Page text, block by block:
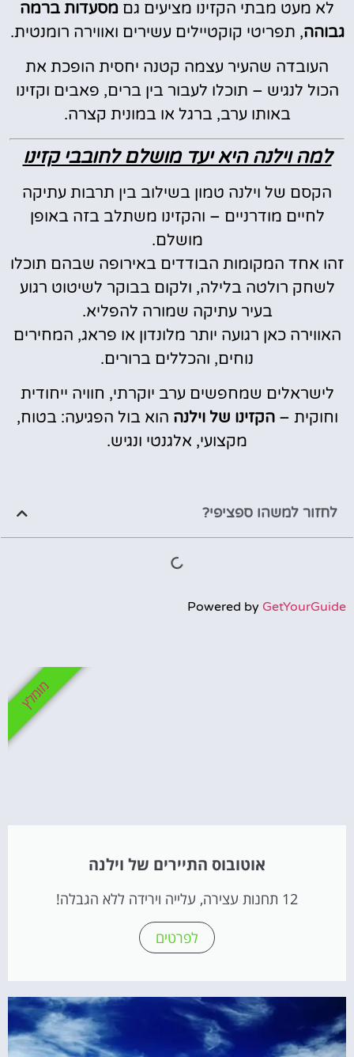
לא מעט מבתי הקזינו מציעים גם מסעדות ברמה
גבוהה, תפריטי קוקטיילים עשירים ואווירה רומנטית.
העובדה שהעיר עצמה קטנה יחסית הופכת את
הכול לנגיש – תוכלו לעבור בין ברים, פאבים וקזינו
באותו ערב, ברגל או במונית קצרה.
למה וילנה היא יעד מושלם לחובבי קזינו
הקסם של וילנה טמון בשילוב בין תרבות עתיקה
לחיים מודרניים – והקזינו משתלב בזה באופן
מושלם.
זהו אחד המקומות הבודדים באירופה שבהם תוכלו
לשחק רולטה בלילה, ולקום בבוקר לשיטוט רגוע
בעיר עתיקה שמורה להפליא.
האווירה כאן רגועה יותר מלונדון או פראג, המחירים
נוחים, והכללים ברורים.
לישראלים שמחפשים ערב יוקרתי, חוויה ייחודית
וחוקית –הקזינו של וילנה הוא בול הפגיעה: בטוח,
מקצועי, אלגנטי ונגיש.
לחזור למשהו ספציפי?
Powered by GetYourGuide
אוטובוס התיירים של וילנה
12 תחנות עצירה, עלייה וירידה ללא הגבלה!
לפרטים
מומלץ